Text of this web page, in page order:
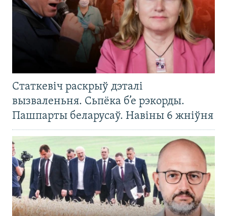
Статкевіч раскрыў дэталі
вызваленьня. Сьпёка б’е рэкорды.
Пашпарты беларусаў. Навіны 6 жніўня